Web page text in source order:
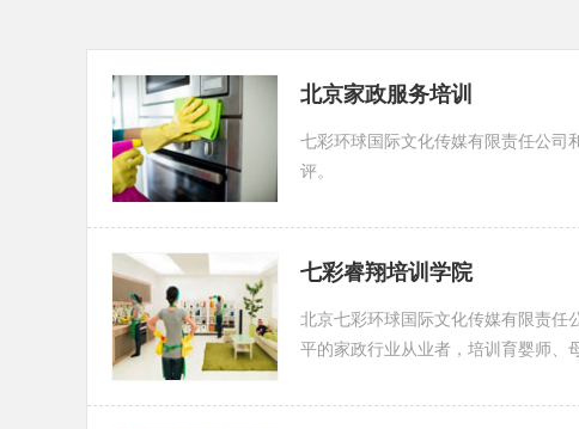
北京家政服务培训
七彩环球国际文化传媒有限责任公司
评。
七彩睿翔培训学院
北京七彩环球国际文化传媒有限责任
平的家政行业从业者，培训育婴师、